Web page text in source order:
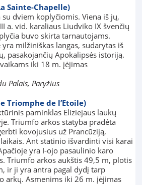
Sainte-Chapelle)
su dviem koplyčiomis. Viena iš jų,
a. vid. karaliaus Liudviko IX švenčių
buvo skirta tarnautojams.
milžiniškas langas, sudarytas iš
pasakojančių Apokalipsės istoriją.
iki 18 m. įėjimas
Palais, Paryžius
Triomphe de l’Etoile)
paminklas Eliziejaus laukų
Triumfo arkos statyba pradėta
kovojusius už Prancūziją,
Ant statinio išvardinti visi karai
yra I-ojo pasaulinio karo
Triumfo arkos aukštis 49,5 m, plotis
ir ji yra antra pagal dydį tarp
arkų. Asmenims iki 26 m. įėjimas